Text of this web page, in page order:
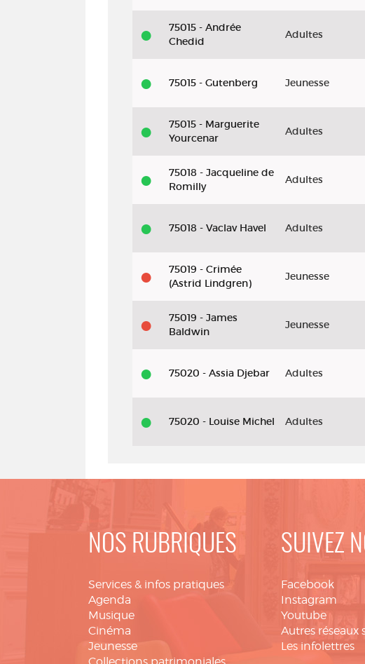
75015 - Andrée
Chedid
Adultes
75015 - Gutenberg Jeunesse
75015 - Marguerite
Yourcenar
Adultes
75018 - Jacqueline de
Romilly
Adultes
75018 - Vaclav Havel Adultes
75019 - Crimée
(Astrid Lindgren)
Jeunesse
75019 - James
Baldwin
Jeunesse
75020 - Assia Djebar Adultes
75020 - Louise Michel Adultes
NOS RUBRIQUES
Services & infos pratiques
Agenda
Musique
Cinéma
Jeunesse
SUIVEZ
Facebook
Instagram
Youtube
Autres réseaux
Les infolettres